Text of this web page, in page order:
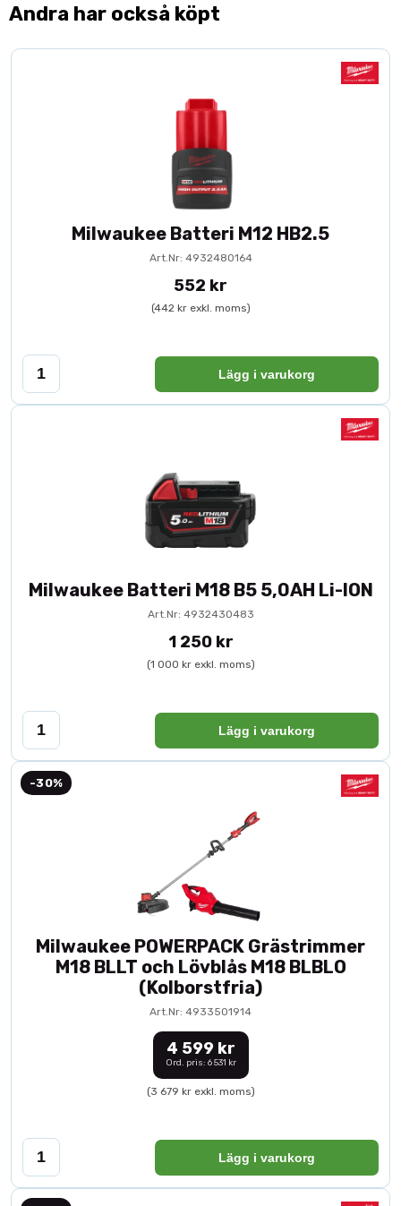
Andra har också köpt
Milwaukee Batteri M12 HB2.5
Art.Nr: 4932480164
552 kr
(442 kr exkl. moms)
Lägg i varukorg
Milwaukee Batteri M18 B5 5,0AH Li-ION
Art.Nr: 4932430483
1 250 kr
(1 000 kr exkl. moms)
Lägg i varukorg
-30%
Milwaukee POWERPACK Grästrimmer
M18 BLLT och Lövblås M18 BLBLO
(Kolborstfria)
Art.Nr: 4933501914
4 599 kr
Ord. pris: 6 531 kr
(3 679 kr exkl. moms)
Lägg i varukorg